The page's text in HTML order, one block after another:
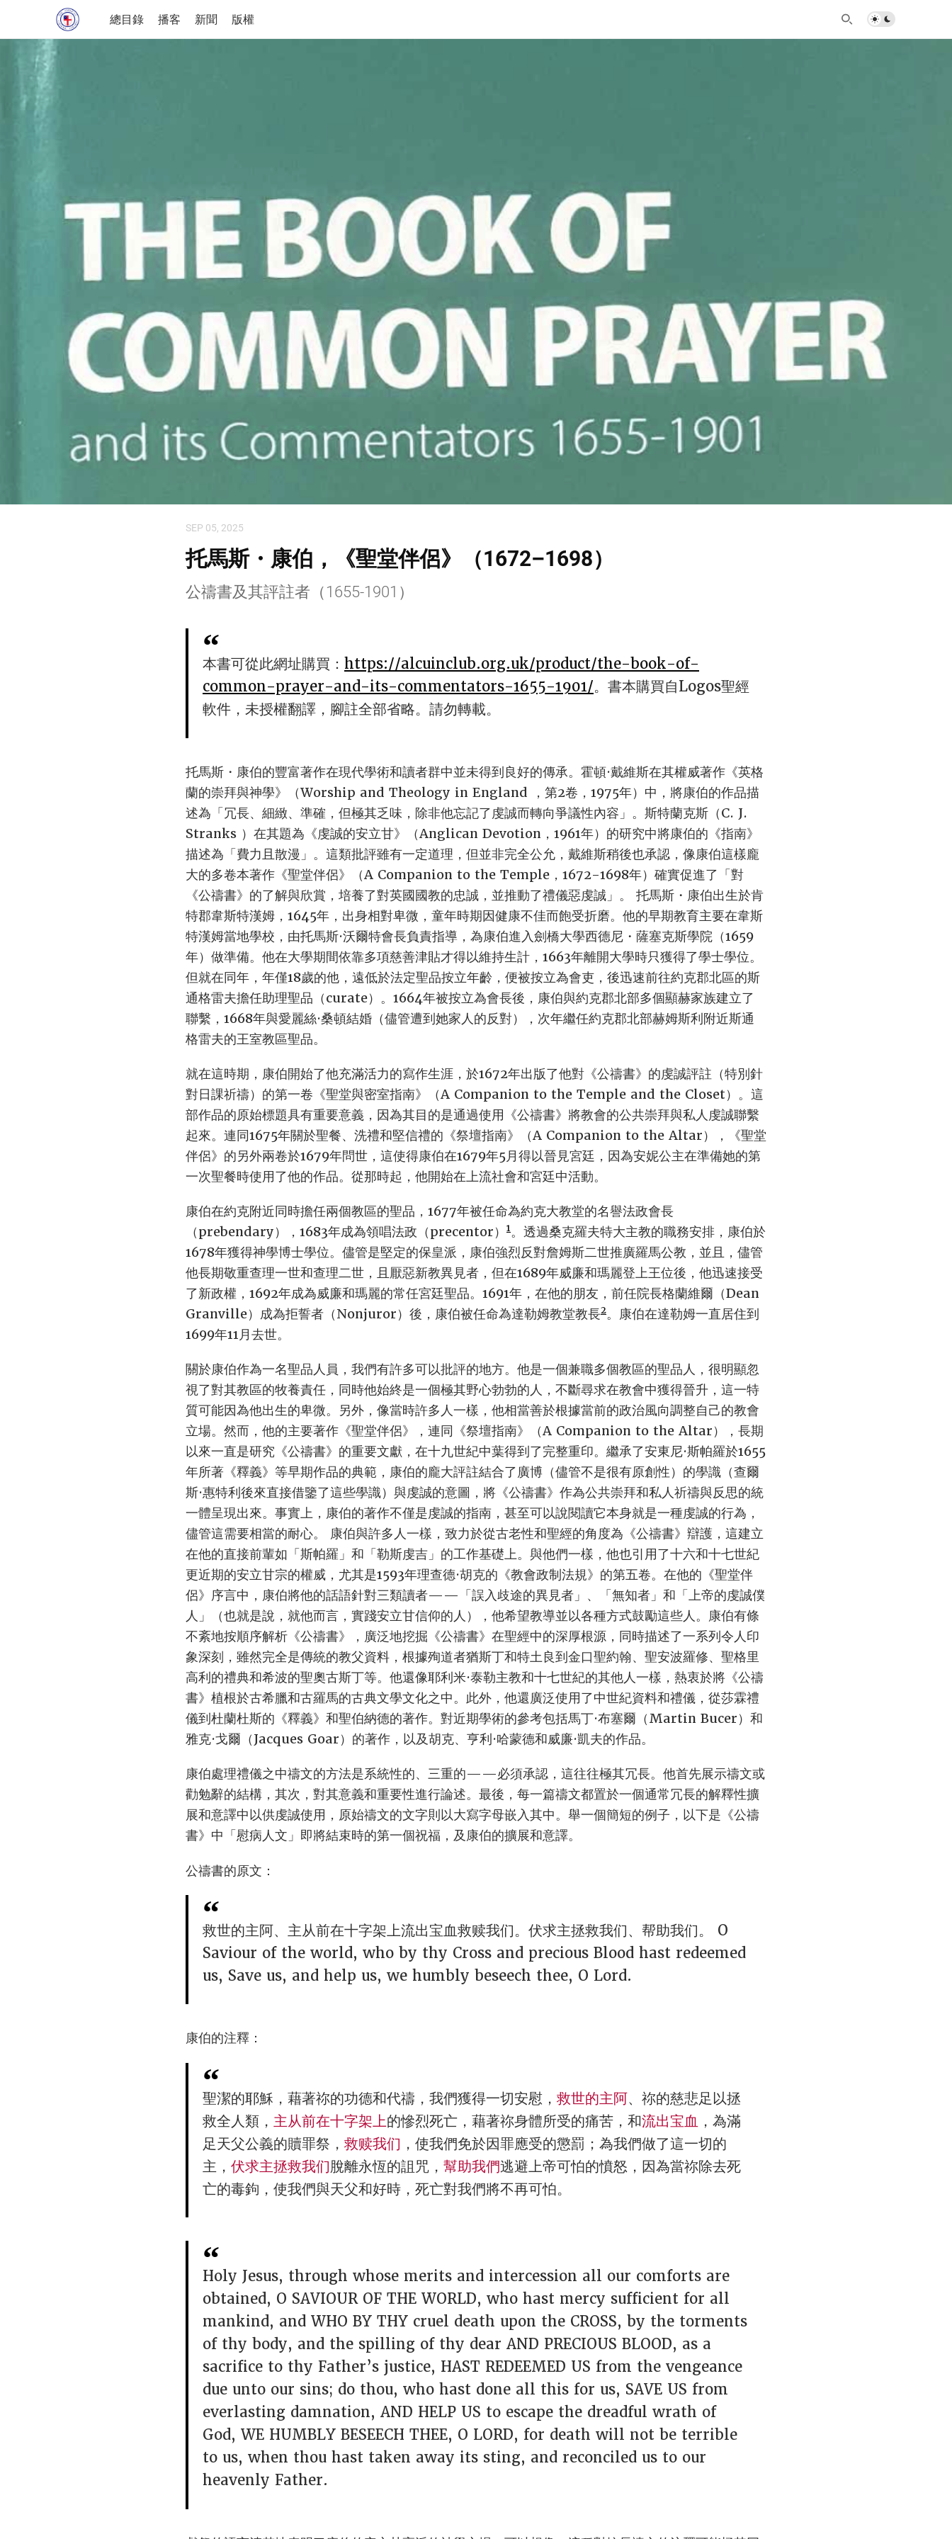
總目錄 播客 新聞 版權
SEP 05, 2025
托馬斯・康伯，《聖堂伴侶》（1672–1698）
公禱書及其評註者（1655-1901）
本書可從此網址購買： https://alcuinclub.org.uk/product/the-book-of-
common-prayer-and-its-commentators-1655-1901/。書本購買自Logos聖經
軟件，未授權翻譯，腳註全部省略。請勿轉載。
托馬斯・康伯的豐富著作在現代學術和讀者群中並未得到良好的傳承。霍頓·戴維斯在其權威著作《英格
蘭的崇拜與神學》（Worship and Theology in England ，第2卷，1975年）中，將康伯的作品描
述為「冗長、細緻、準確，但極其乏味，除非他忘記了虔誠而轉向爭議性內容」。斯特蘭克斯（C. J.
Stranks ）在其題為《虔誠的安立甘》（Anglican Devotion，1961年）的研究中將康伯的《指南》
描述為「費力且散漫」。這類批評雖有一定道理，但並非完全公允，戴維斯稍後也承認，像康伯這樣龐
大的多卷本著作《聖堂伴侶》（A Companion to the Temple，1672-1698年）確實促進了「對
《公禱書》的了解與欣賞，培養了對英國國教的忠誠，並推動了禮儀惡虔誠」。 托馬斯・康伯出生於肯
特郡韋斯特漢姆，1645年，出身相對卑微，童年時期因健康不佳而飽受折磨。他的早期教育主要在韋斯
特漢姆當地學校，由托馬斯·沃爾特會長負責指導，為康伯進入劍橋大學西德尼・薩塞克斯學院（1659
年）做準備。他在大學期間依靠多項慈善津貼才得以維持生計，1663年離開大學時只獲得了學士學位。
但就在同年，年僅18歲的他，遠低於法定聖品按立年齡，便被按立為會吏，後迅速前往約克郡北區的斯
通格雷夫擔任助理聖品（curate）。1664年被按立為會長後，康伯與約克郡北部多個顯赫家族建立了
聯繫，1668年與愛麗絲·桑頓結婚（儘管遭到她家人的反對），次年繼任約克郡北部赫姆斯利附近斯通
格雷夫的王室教區聖品。
就在這時期，康伯開始了他充滿活力的寫作生涯，於1672年出版了他對《公禱書》的虔誠評註（特別針
對日課祈禱）的第一卷《聖堂與密室指南》（A Companion to the Temple and the Closet）。這
部作品的原始標題具有重要意義，因為其目的是通過使用《公禱書》將教會的公共崇拜與私人虔誠聯繫
起來。連同1675年關於聖餐、洗禮和堅信禮的《祭壇指南》（A Companion to the Altar），《聖堂
伴侶》的另外兩卷於1679年問世，這使得康伯在1679年5月得以晉見宮廷，因為安妮公主在準備她的第
一次聖餐時使用了他的作品。從那時起，他開始在上流社會和宮廷中活動。
康伯在約克附近同時擔任兩個教區的聖品，1677年被任命為約克大教堂的名譽法政會長
（prebendary），1683年成為領唱法政（precentor）
1。透過桑克羅夫特大主教的職務安排，康伯於
1678年獲得神學博士學位。儘管是堅定的保皇派，康伯強烈反對詹姆斯二世推廣羅馬公教，並且，儘管
他長期敬重查理一世和查理二世，且厭惡新教異見者，但在1689年威廉和瑪麗登上王位後，他迅速接受
了新政權，1692年成為威廉和瑪麗的常任宮廷聖品。1691年，在他的朋友，前任院長格蘭維爾（Dean
Granville）成為拒誓者（Nonjuror）後，康伯被任命為達勒姆教堂教長2。康伯在達勒姆一直居住到
1699年11月去世。
關於康伯作為一名聖品人員，我們有許多可以批評的地方。他是一個兼職多個教區的聖品人，很明顯忽
視了對其教區的牧養責任，同時他始終是一個極其野心勃勃的人，不斷尋求在教會中獲得晉升，這一特
質可能因為他出生的卑微。另外，像當時許多人一樣，他相當善於根據當前的政治風向調整自己的教會
立場。然而，他的主要著作《聖堂伴侶》，連同《祭壇指南》（A Companion to the Altar），長期
以來一直是研究《公禱書》的重要文獻，在十九世紀中葉得到了完整重印。繼承了安東尼·斯帕羅於1655
年所著《釋義》等早期作品的典範，康伯的龐大評註結合了廣博（儘管不是很有原創性）的學識（查爾
斯·惠特利後來直接借鑒了這些學識）與虔誠的意圖，將《公禱書》作為公共崇拜和私人祈禱與反思的統
一體呈現出來。事實上，康伯的著作不僅是虔誠的指南，甚至可以說閱讀它本身就是一種虔誠的行為，
儘管這需要相當的耐心。 康伯與許多人一樣，致力於從古老性和聖經的角度為《公禱書》辯護，這建立
在他的直接前輩如「斯帕羅」和「勒斯虔吉」的工作基礎上。與他們一樣，他也引用了十六和十七世紀
更近期的安立甘宗的權威，尤其是1593年理查德·胡克的《教會政制法規》的第五卷。在他的《聖堂伴
侶》序言中，康伯將他的話語針對三類讀者——「誤入歧途的異見者」、「無知者」和「上帝的虔誠僕
人」（也就是說，就他而言，實踐安立甘信仰的人），他希望教導並以各種方式鼓勵這些人。康伯有條
不紊地按順序解析《公禱書》，廣泛地挖掘《公禱書》在聖經中的深厚根源，同時描述了一系列令人印
象深刻，雖然完全是傳統的教父資料，根據殉道者猶斯丁和特土良到金口聖約翰、聖安波羅修、聖格里
高利的禮典和希波的聖奧古斯丁等。他還像耶利米·泰勒主教和十七世紀的其他人一樣，熱衷於將《公禱
書》植根於古希臘和古羅馬的古典文學文化之中。此外，他還廣泛使用了中世紀資料和禮儀，從莎霖禮
儀到杜蘭杜斯的《釋義》和聖伯納德的著作。對近期學術的參考包括馬丁·布塞爾（Martin Bucer）和
雅克·戈爾（Jacques Goar）的著作，以及胡克、亨利·哈蒙德和威廉·凱夫的作品。
康伯處理禮儀之中禱文的方法是系統性的、三重的——必須承認，這往往極其冗長。他首先展示禱文或
勸勉辭的結構，其次，對其意義和重要性進行論述。最後，每一篇禱文都置於一個通常冗長的解釋性擴
展和意譯中以供虔誠使用，原始禱文的文字則以大寫字母嵌入其中。舉一個簡短的例子，以下是《公禱
書》中「慰病人文」即將結束時的第一個祝福，及康伯的擴展和意譯。
公禱書的原文：
救世的主阿、主从前在十字架上流出宝血救赎我们。伏求主拯救我们、帮助我们。 O
Saviour of the world, who by thy Cross and precious Blood hast redeemed
us, Save us, and help us, we humbly beseech thee, O Lord.
康伯的注釋：
聖潔的耶穌，藉著祢的功德和代禱，我們獲得一切安慰， 救世的主阿、祢的慈悲足以拯
救全人類， 主从前在十字架上的慘烈死亡，藉著祢身體所受的痛苦，和流出宝血 ，為滿
足天父公義的贖罪祭， 救赎我们 ，使我們免於因罪應受的懲罰；為我們做了這一切的
主， 伏求主拯救我们脫離永恆的詛咒， 幫助我們逃避上帝可怕的憤怒，因為當祢除去死
亡的毒鉤，使我們與天父和好時，死亡對我們將不再可怕。
Holy Jesus, through whose merits and intercession all our comforts are
obtained, O SAVIOUR OF THE WORLD, who hast mercy sufficient for all
mankind, and WHO BY THY cruel death upon the CROSS, by the torments
of thy body, and the spilling of thy dear AND PRECIOUS BLOOD, as a
sacrifice to thy Father’s justice, HAST REDEEMED US from the vengeance
due unto our sins; do thou, who hast done all this for us, SAVE US from
everlasting damnation, AND HELP US to escape the dreadful wrath of
God, WE HUMBLY BESEECH THEE, O LORD, for death will not be terrible
to us, when thou hast taken away its sting, and reconciled us to our
heavenly Father.